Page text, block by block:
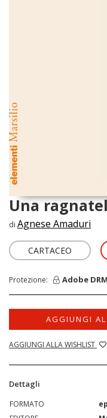
Una
di Agnese Amaduri
CARTACEO
Protezione: Adobe DRM
AGGIUNGI AL
AGGIUNGI ALLA WISHLIST
Dettagli
FORMATO